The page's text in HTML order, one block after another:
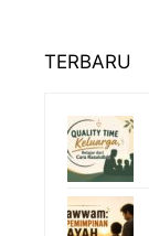
TERBARU